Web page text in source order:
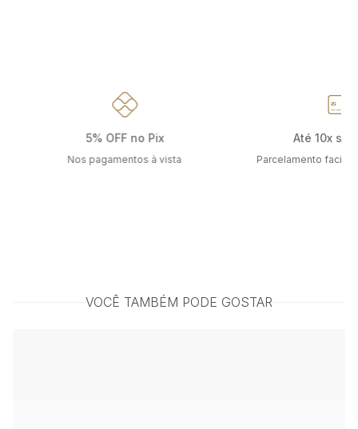
5% OFF no Pix
Nos pagamentos à vista
Até 10x
Parcelamento
VOCÊ TAMBÉM PODE GOSTAR